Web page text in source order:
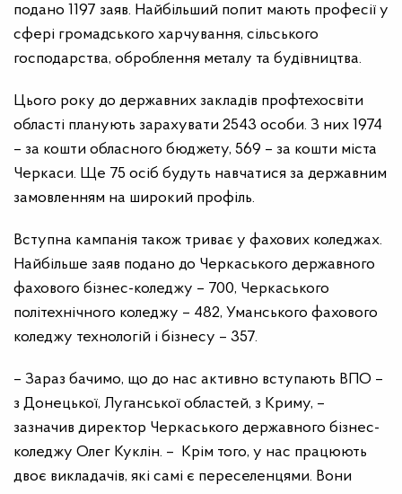
подано 1197 заяв. Найбільший попит мають професії у
сфері громадського харчування, сільського
господарства, оброблення металу та будівництва.
Цього року до державних закладів профтехосвіти
області планують зарахувати 2543 особи. З них 1974
– за кошти обласного бюджету, 569 – за кошти міста
Черкаси. Ще 75 осіб будуть навчатися за державним
замовленням на широкий профіль.
Вступна кампанія також триває у фахових коледжах.
Найбільше заяв подано до Черкаського державного
фахового бізнес-коледжу – 700, Черкаського
політехнічного коледжу – 482, Уманського фахового
коледжу технологій і бізнесу – 357.
– Зараз бачимо, що до нас активно вступають ВПО –
з Донецької, Луганської областей, з Криму, –
зазначив директор Черкаського державного бізнес-
коледжу Олег Куклін. – Крім того, у нас працюють
двоє викладачів, які самі є переселенцями. Вони